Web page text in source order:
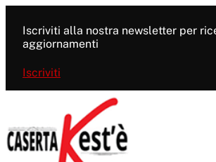
contenuto
Iscriviti alla nostra newsletter per
aggiornamenti
Iscriviti